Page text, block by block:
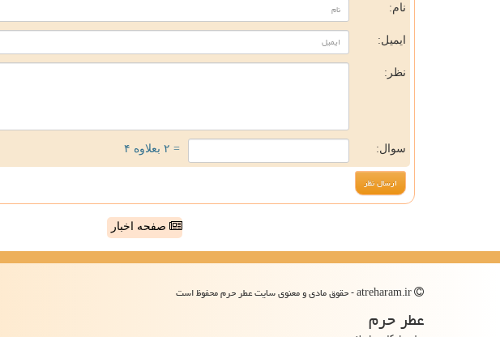
نام:
ایمیل:
نظر:
سوال: = ۲ بعلاوه ۴
صفحه اخبار
عطر حرم